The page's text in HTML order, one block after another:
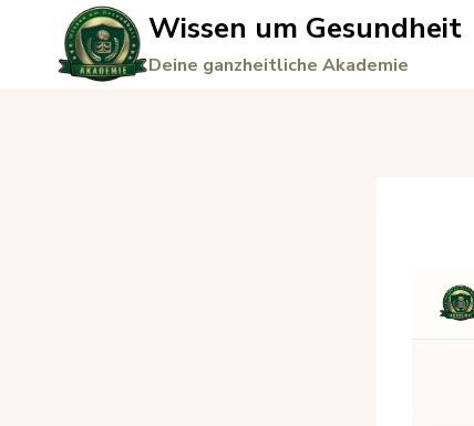
springen
Wissen um Gesundheit
Deine ganzheitliche Akademie